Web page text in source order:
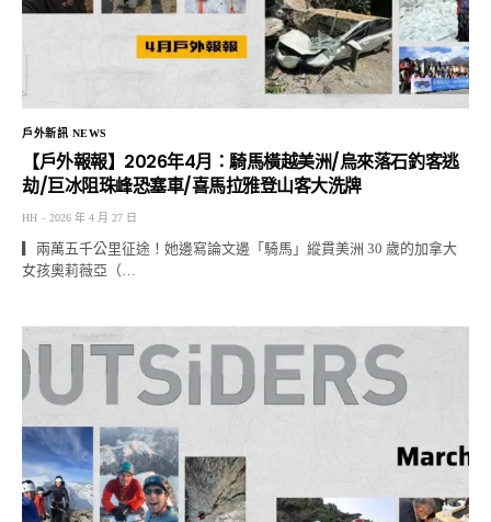
戶外新訊 NEWS
【戶外報報】2026年4月：騎馬橫越美洲/烏來落石釣客逃
劫/巨冰阻珠峰恐塞車/喜馬拉雅登山客大洗牌
HH 2026 年 4 月 27 日
▎兩萬五千公里征途！她邊寫論文邊「騎馬」縱貫美洲 30 歲的加拿大
女孩奧莉薇亞（…